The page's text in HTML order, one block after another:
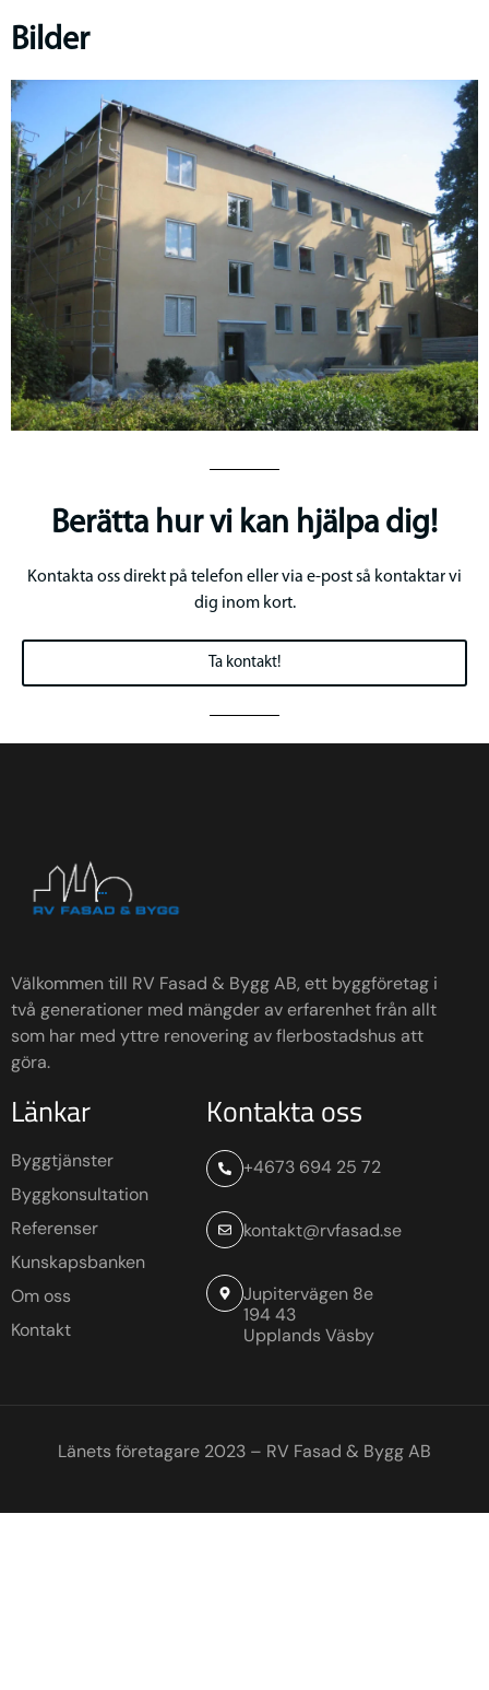
Bilder
Berätta hur vi kan hjälpa dig!
Kontakta oss direkt på telefon eller via e-post så kontaktar vi
dig inom kort.
Ta kontakt!
Välkommen till RV Fasad & Bygg AB, ett byggföretag i
två generationer med mängder av erfarenhet från allt
som har med yttre renovering av flerbostadshus att
göra.
Länkar
Byggtjänster
Byggkonsultation
Referenser
Kunskapsbanken
Om oss
Kontakt
Kontakta oss
+4673 694 25 72
kontakt@rvfasad.se
Jupitervägen 8e
194 43
Upplands Väsby
Länets företagare 2023 – RV Fasad & Bygg AB